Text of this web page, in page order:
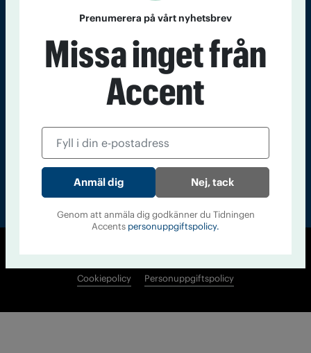
Tidningsarkiv
Läs tidigare
nummer av
Cookiepolicy
Personuppgiftspolicy
Prenumerera på vårt nyhetsbrev
Missa inget från
Accent
Nej, tack
Genom att anmäla dig godkänner du Tidningen
Accents personuppgiftspolicy.